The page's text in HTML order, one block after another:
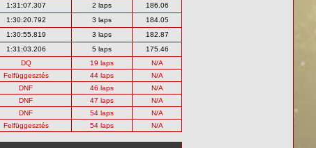
1:31:07.307 2 laps
186.06
1:30:20.792 3 laps
184.05
1:30:55.819 3 laps
182.87
1:31:03.206 5 laps
175.46
DQ 19 laps
N/A
Felfüggesztés 44 laps
N/A
DNF 46 laps
N/A
DNF 47 laps
N/A
DNF 54 laps
N/A
Felfüggesztés 54 laps N/A